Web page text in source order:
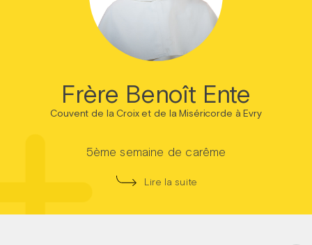
Frère Benoît Ente
Couvent de la Croix et de la Miséricorde à Evry
5ème semaine de carême
Lire la suite